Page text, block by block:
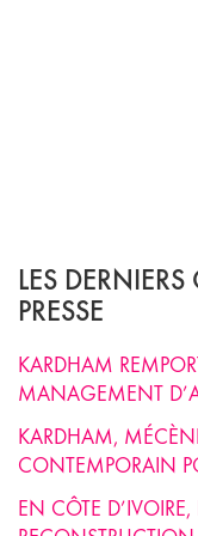
LES
PRESSE
KARDHAM
MANAGEMENT
KARDHAM,
CONTEMPORAIN
EN CÔTE